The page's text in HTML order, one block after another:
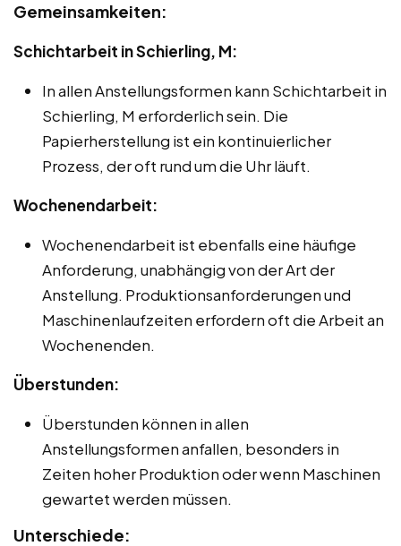
Gemeinsamkeiten:
Schichtarbeit in Schierling, M:
In allen Anstellungsformen kann Schichtarbeit in
Schierling, M erforderlich sein. Die
Papierherstellung ist ein kontinuierlicher
Prozess, der oft rund um die Uhr läuft.
Wochenendarbeit:
Wochenendarbeit ist ebenfalls eine häufige
Anforderung, unabhängig von der Art der
Anstellung. Produktionsanforderungen und
Maschinenlaufzeiten erfordern oft die Arbeit an
Wochenenden.
Überstunden:
Überstunden können in allen
Anstellungsformen anfallen, besonders in
Zeiten hoher Produktion oder wenn Maschinen
gewartet werden müssen.
Unterschiede: